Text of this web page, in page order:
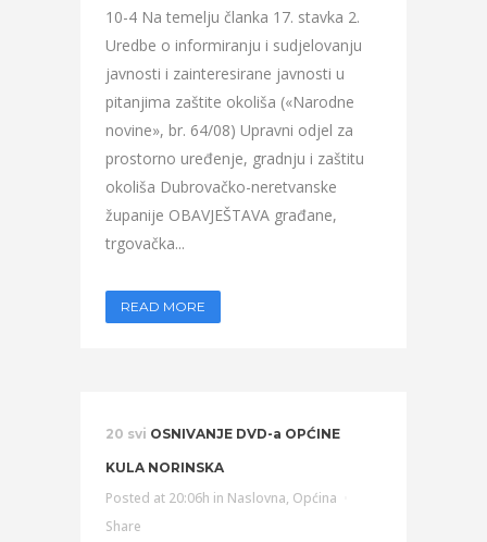
10-4 Na temelju članka 17. stavka 2.
Uredbe o informiranju i sudjelovanju
javnosti i zainteresirane javnosti u
pitanjima zaštite okoliša («Narodne
novine», br. 64/08) Upravni odjel za
prostorno uređenje, gradnju i zaštitu
okoliša Dubrovačko-neretvanske
županije OBAVJEŠTAVA građane,
trgovačka...
READ MORE
20 svi OSNIVANJE DVD-a OPĆINE
KULA NORINSKA
Posted at 20:06h in Naslovna, Općina
Share